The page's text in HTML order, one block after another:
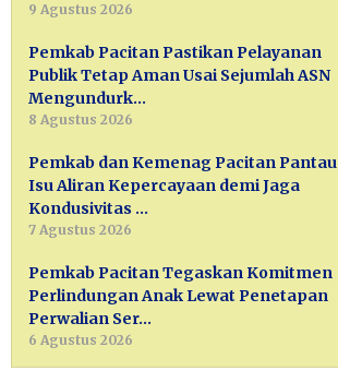
9 Agustus 2026
Pemkab Pacitan Pastikan Pelayanan
Publik Tetap Aman Usai Sejumlah ASN
Mengundurk…
8 Agustus 2026
Pemkab dan Kemenag Pacitan Pantau
Isu Aliran Kepercayaan demi Jaga
Kondusivitas …
7 Agustus 2026
Pemkab Pacitan Tegaskan Komitmen
Perlindungan Anak Lewat Penetapan
Perwalian Ser…
6 Agustus 2026